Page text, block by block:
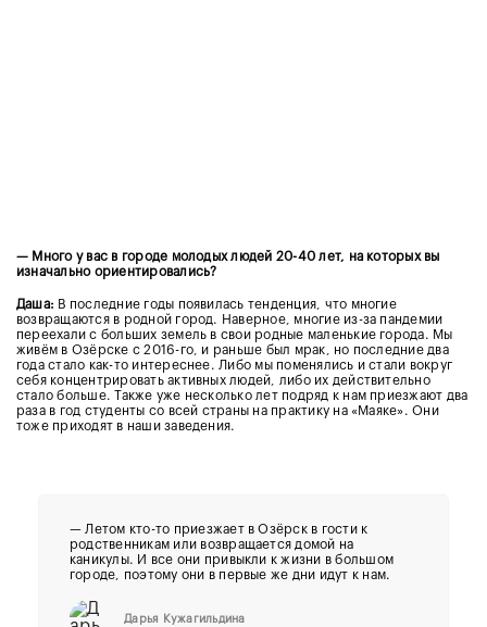
— Много у вас в городе молодых людей 20-40 лет, на которых вы
изначально ориентировались?
Даша: В последние годы появилась тенденция, что многие
возвращаются в родной город. Наверное, многие из-за пандемии
переехали с больших земель в свои родные маленькие города. Мы
живём в Озёрске с 2016-го, и раньше был мрак, но последние два
года стало как-то интереснее. Либо мы поменялись и стали вокруг
себя концентрировать активных людей, либо их действительно
стало больше. Также уже несколько лет подряд к нам приезжают два
раза в год студенты со всей страны на практику на «Маяке». Они
тоже приходят в наши заведения.
— Летом кто-то приезжает в Озёрск в гости к
родственникам или возвращается домой на
каникулы. И все они привыкли к жизни в большом
городе, поэтому они в первые же дни идут к нам.
Дарья Кужагильдина